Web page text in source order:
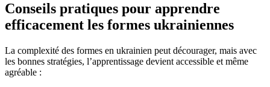
Conseils pratiques pour apprendre
efficacement les formes ukrainiennes
La complexité des formes en ukrainien peut décourager, mais avec
les bonnes stratégies, l’apprentissage devient accessible et même
agréable :